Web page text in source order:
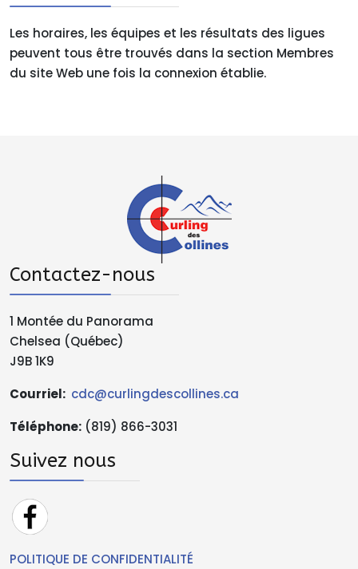
Les horaires, les équipes et les résultats des ligues
peuvent tous être trouvés dans la section Membres
du site Web une fois la connexion établie.
Contactez-nous
1 Montée du Panorama
Chelsea (Québec)
J9B 1K9
Courriel: cdc@curlingdescollines.ca
Téléphone: (819) 866-3031
Suivez nous
POLITIQUE DE CONFIDENTIALITÉ